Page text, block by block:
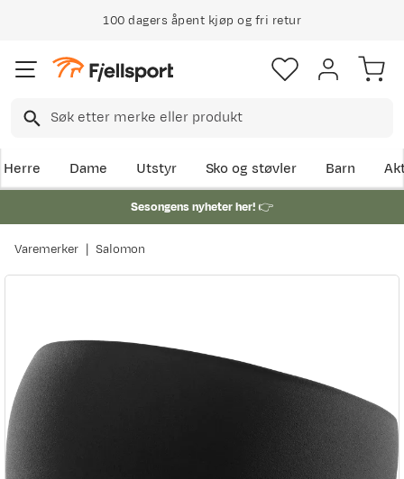
100 dagers åpent kjøp og fri retur
Herre Dame Utstyr Sko og støvler Barn
Sesongens nyheter her!👉
Varemerker Salomon